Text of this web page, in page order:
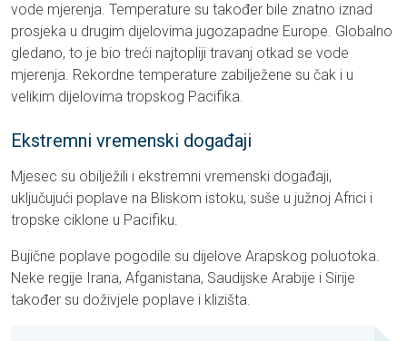
vode mjerenja. Temperature su također bile znatno iznad
prosjeka u drugim dijelovima jugozapadne Europe. Globalno
gledano, to je bio treći najtopliji travanj otkad se vode
mjerenja. Rekordne temperature zabilježene su čak i u
velikim dijelovima tropskog Pacifika.
Ekstremni vremenski događaji
Mjesec su obilježili i ekstremni vremenski događaji,
uključujući poplave na Bliskom istoku, suše u južnoj Africi i
tropske ciklone u Pacifiku.
Bujične poplave pogodile su dijelove Arapskog poluotoka.
Neke regije Irana, Afganistana, Saudijske Arabije i Sirije
također su doživjele poplave i klizišta.